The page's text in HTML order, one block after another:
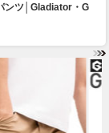
ンツ│Gladiator・G